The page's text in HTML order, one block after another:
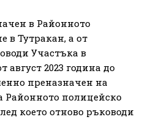
в Районното
в Тутракан, а от
Участъка в
август 2023 година до
преназначен на
полицейско
което отново ръководи